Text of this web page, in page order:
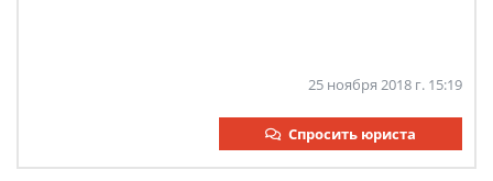
25 ноября 2018 г. 15:19
Спросить юриста